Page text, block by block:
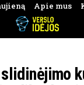
Apie mus